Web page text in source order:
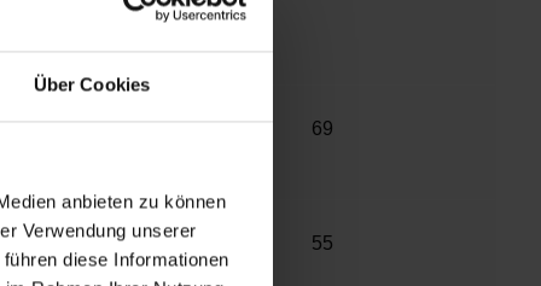
Über Cookies
anbieten zu können
Verwendung unserer
diese Informationen
13 69
1 55